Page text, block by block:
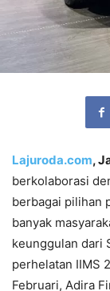
Lajuroda.com,
berkolaborasi
berbagai pilihan
banyak
keunggulan dari
perhelatan IIMS
Februari, Adira